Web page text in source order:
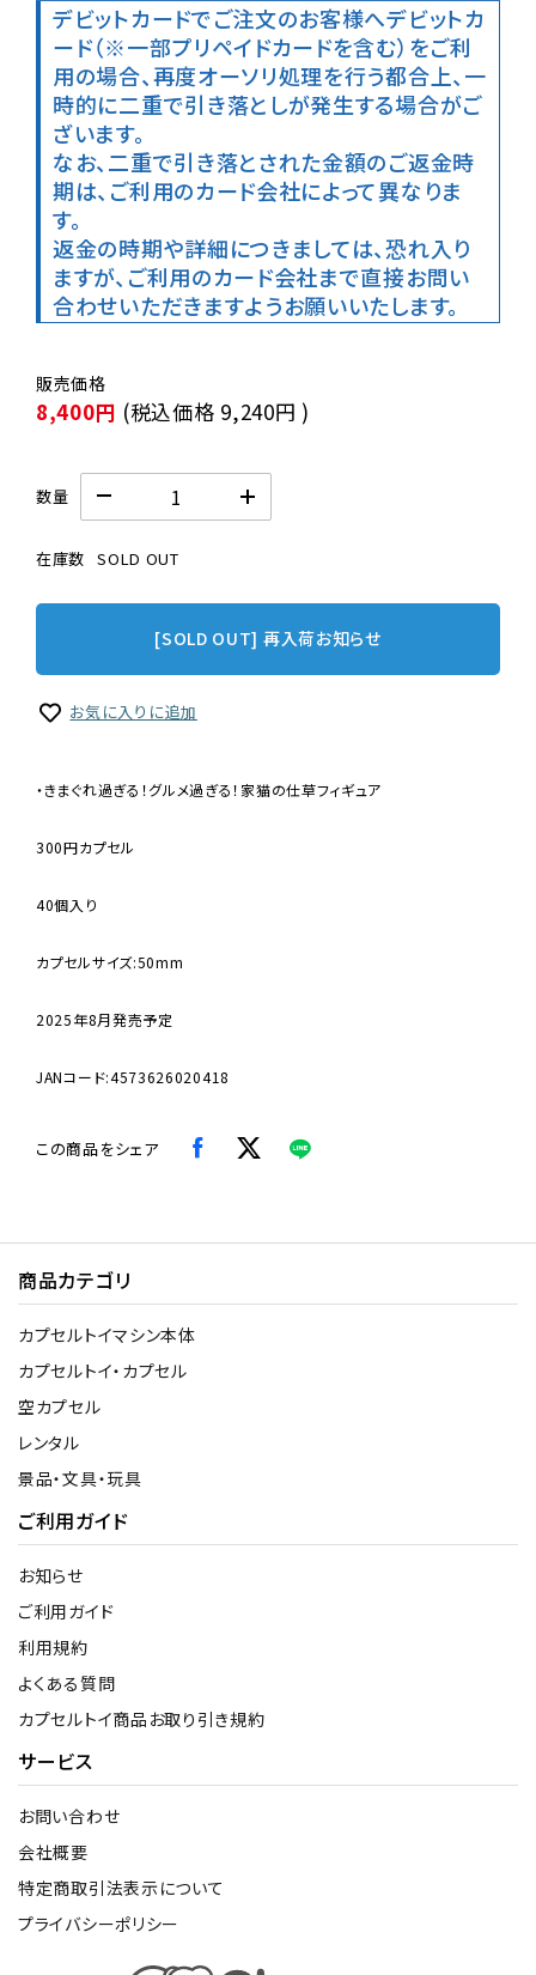
デビットカードでご注文のお客様へデビットカ
ード（※一部プリペイドカードを含む）をご利
用の場合、再度オーソリ処理を行う都合上、一
時的に二重で引き落としが発生する場合がご
ざいます。
なお、二重で引き落とされた金額のご返金時
期は、ご利用のカード会社によって異なりま
す。
返金の時期や詳細につきましては、恐れ入り
ますが、ご利用のカード会社まで直接お問い
合わせいただきますようお願いいたします。
8,400円 (税込価格 9,240円 )
数量
在庫数 SOLD OUT
[SOLD OUT] 再入荷お知らせ
お気に入りに追加
・きまぐれ過ぎる！グルメ過ぎる！家猫の仕草フィギュア
300円カプセル
40個入り
カプセルサイズ:50mm
2025年8月発売予定
JANコード:4573626020418
この商品をシェア
商品カテゴリ
カプセルトイマシン本体
カプセルトイ・カプセル
空カプセル
レンタル
景品・文具・玩具
ご利用ガイド
お知らせ
ご利用ガイド
利用規約
よくある質問
カプセルトイ商品お取り引き規約
サービス
お問い合わせ
会社概要
特定商取引法表示について
プライバシーポリシー